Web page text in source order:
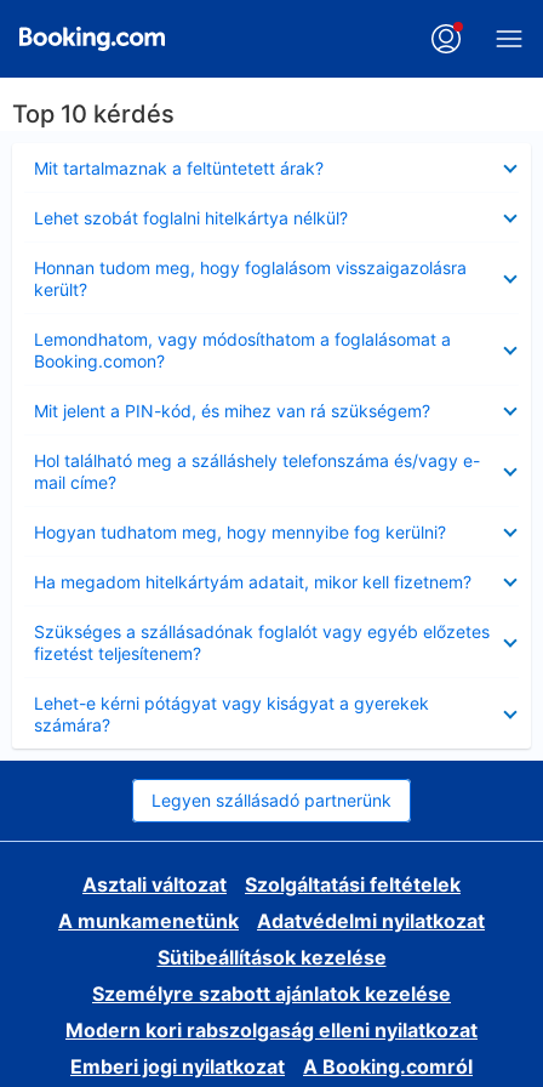
Top 10 kérdés
Mit tartalmaznak a feltüntetett árak?
Lehet szobát foglalni hitelkártya nélkül?
Honnan tudom meg, hogy foglalásom visszaigazolásra
került?
Lemondhatom, vagy módosíthatom a foglalásomat a
Booking.comon?
Mit jelent a PIN-kód, és mihez van rá szükségem?
Hol található meg a szálláshely telefonszáma és/vagy e-
mail címe?
Hogyan tudhatom meg, hogy mennyibe fog kerülni?
Ha megadom hitelkártyám adatait, mikor kell fizetnem?
Szükséges a szállásadónak foglalót vagy egyéb előzetes
fizetést teljesítenem?
Lehet-e kérni pótágyat vagy kiságyat a gyerekek
számára?
Legyen szállásadó partnerünk
Asztali változat
Szolgáltatási feltételek
A munkamenetünk
Adatvédelmi nyilatkozat
Sütibeállítások kezelése
Személyre szabott ajánlatok kezelése
Modern kori rabszolgaság elleni nyilatkozat
Emberi jogi nyilatkozat
A Booking.comról